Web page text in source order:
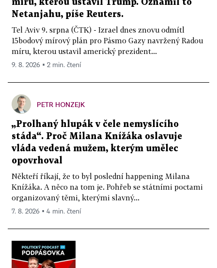
míru, kterou ustavil Trump. Oznámil to
Netanjahu, píše Reuters.
Tel Aviv 9. srpna (ČTK) - Izrael dnes znovu odmítl
15bodový mírový plán pro Pásmo Gazy navržený Radou
míru, kterou ustavil americký prezident...
9. 8. 2026 ▪ 2 min. čtení
PETR HONZEJK
„Prolhaný hlupák v čele nemyslícího
stáda“. Proč Milana Knížáka oslavuje
vláda vedená mužem, kterým umělec
opovrhoval
Někteří říkají, že to byl poslední happening Milana
Knížáka. A něco na tom je. Pohřeb se státními poctami
organizovaný těmi, kterými slavný...
7. 8. 2026 ▪ 4 min. čtení